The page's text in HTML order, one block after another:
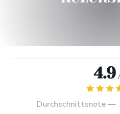
4.9
Durchschnittsnote —